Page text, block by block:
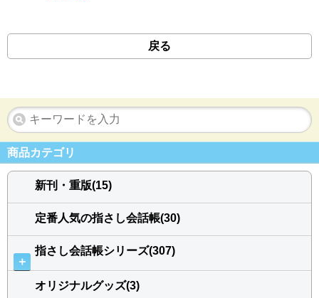
戻る
商品カテゴリ
新刊・重版(15)
定番人気の指さし会話帳(30)
＋
指さし会話帳シリーズ(307)
オリジナルグッズ(3)